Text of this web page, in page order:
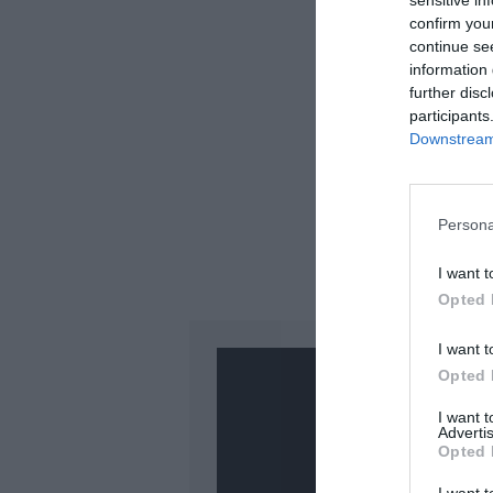
confirm
continue
information
further
I want
Opted
I want
Opted
I want
Opted